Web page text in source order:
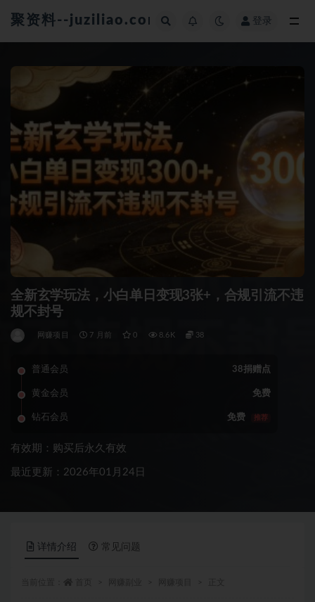
聚资料--juziliao.com--全网资料整合平台
登录
全新玄学玩法，小白单日变现3张+，合规引流不违
规不封号
网赚项目 7 月前 0 8.6K 38
普通会员 38捐赠点
黄金会员 免费
钻石会员 免费 推荐
有效期：购买后永久有效
最近更新：2026年01月24日
详情介绍 常见问题